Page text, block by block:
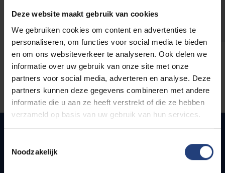
Deze website maakt gebruik van cookies
We gebruiken cookies om content en advertenties te
personaliseren, om functies voor social media te bieden
en om ons websiteverkeer te analyseren. Ook delen we
informatie over uw gebruik van onze site met onze
partners voor social media, adverteren en analyse. Deze
partners kunnen deze gegevens combineren met andere
informatie die u aan ze heeft verstrekt of die ze hebben
verzameld op basis van uw gebruik van hun services.
Noodzakelijk
Snel naar